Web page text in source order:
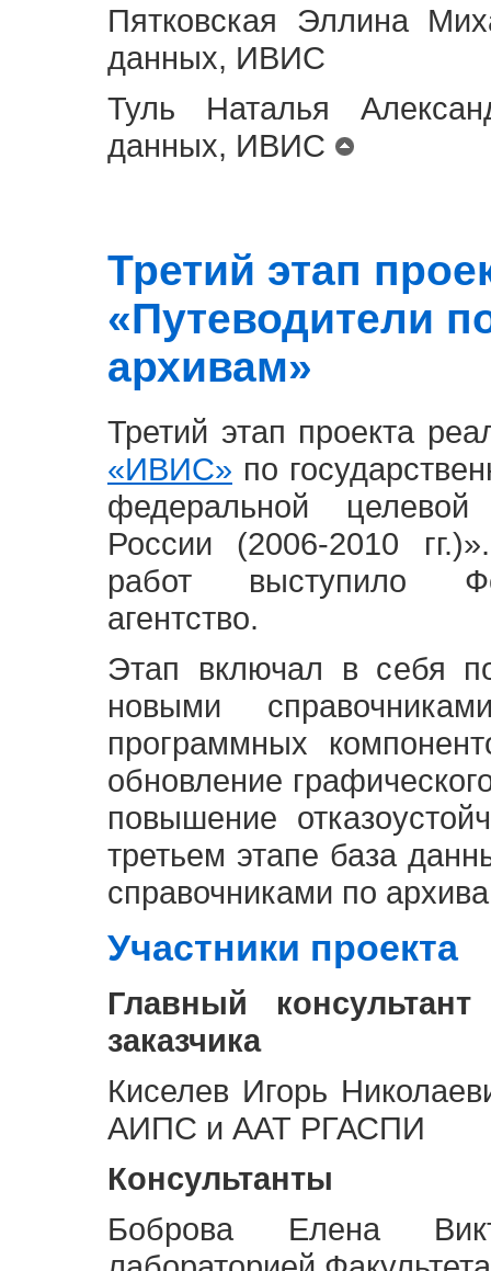
Пятковская Эллина
данных, ИВИС
Туль Наталья
данных, ИВИС
Третий этап
«Путеводители
архивам»
Третий этап проекта
«ИВИС» по
федеральной
России (2006-2010
работ выступило
агентство.
Этап включал в себя
новыми
программных
обновление
повышение
третьем этапе база
справочниками по
Участники проекта
Главный
заказчика
Киселев Игорь
АИПС и ААТ РГАСПИ
Консультанты
Боброва Елена